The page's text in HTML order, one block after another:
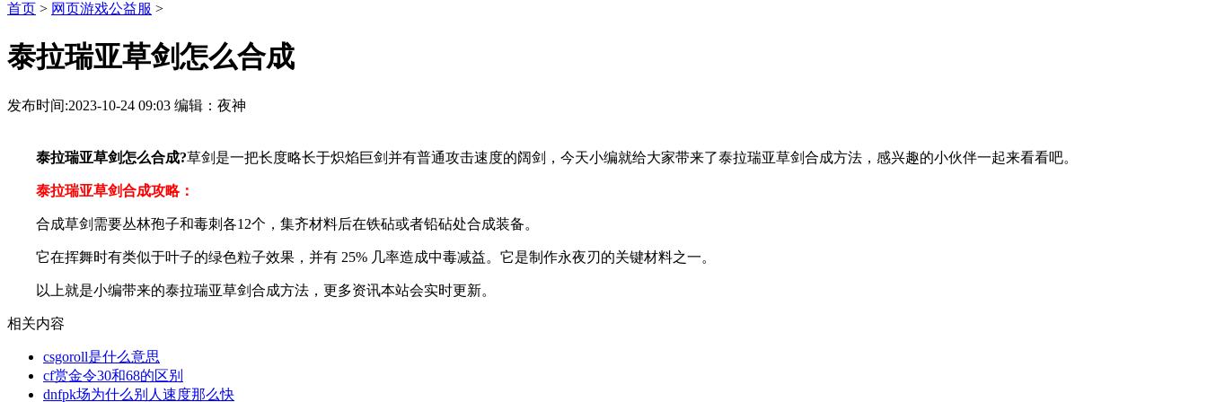
首页 > 网页游戏公益服 >
泰拉瑞亚草剑怎么合成
发布时间:2023-10-24 09:03 编辑：夜神
泰拉瑞亚草剑怎么合成?草剑是一把长度略长于炽焰巨剑并有普通攻击速度的阔剑，今天小编就给大家带来了泰拉瑞亚草剑合成方法，感兴趣的小伙伴一起来看看吧。
泰拉瑞亚草剑合成攻略：
合成草剑需要丛林孢子和毒刺各12个，集齐材料后在铁砧或者铅砧处合成装备。
它在挥舞时有类似于叶子的绿色粒子效果，并有 25% 几率造成中毒减益。它是制作永夜刃的关键材料之一。
以上就是小编带来的泰拉瑞亚草剑合成方法，更多资讯本站会实时更新。
相关内容
csgoroll是什么意思
cf赏金令30和68的区别
dnfpk场为什么别人速度那么快